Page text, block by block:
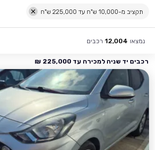
תקציב מ-10,000 ש"ח עד 225,000 ש"ח
נמצאו 12,004 רכבים
רכבים יד שניה למכירה עד 225,000 ₪